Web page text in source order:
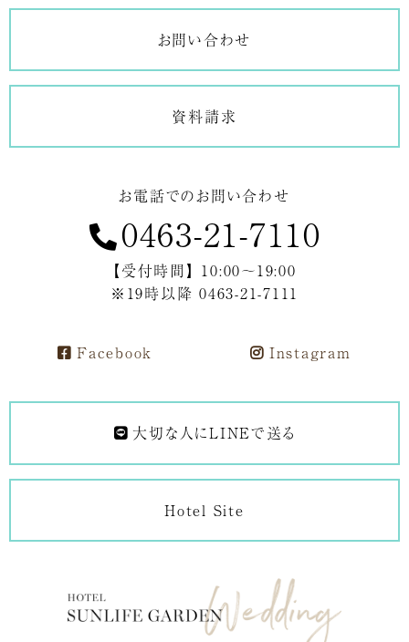
お問い合わせ
資料請求
お電話でのお問い合わせ
0463-21-7110
【受付時間】 10:00～19:00
※19時以降 0463-21-7111
Facebook Instagram
大切な人にLINEで送る
Hotel Site